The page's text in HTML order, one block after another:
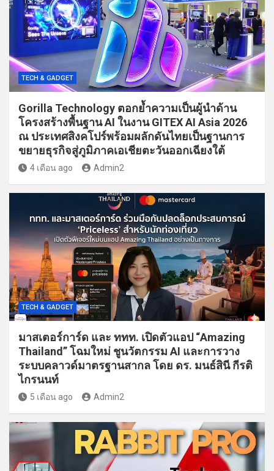
TECH & GADGET
Gorilla Technology ตอกย้ำความเป็นผู้นำด้าน
โครงสร้างพื้นฐาน AI ในงาน GITEX AI Asia 2026
ณ ประเทศสิงคโปร์พร้อมผลักดันไทยเป็นฐานการ
ขยายธุรกิจสู่ภูมิภาคเอเชียตะวันออกเฉียงใต้
4 เดือน ago Admin2
TECH & GADGET
มาสเตอร์การ์ด และ ททท. เปิดตัวแอป “Amazing
Thailand” โฉมใหม่ ชูนวัตกรรม AI และการวาง
ระบบคลาวด์มาตรฐานสากล โดย ดร. มนธ์สินี กีรติ
ไกรนนท์
5 เดือน ago Admin2